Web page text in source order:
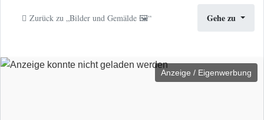
Zurück zu „Bilder und Gemälde 🖼️“ Gehe zu
Anzeige / Eigenwerbung